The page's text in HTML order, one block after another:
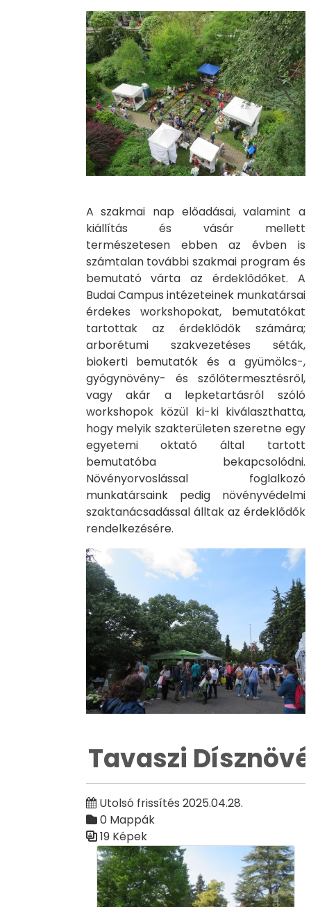
A szakmai nap előadásai, valamint a
kiállítás és vásár mellett
természetesen ebben az évben is
számtalan további szakmai program és
bemutató várta az érdeklődőket. A
Budai Campus intézeteinek munkatársai
érdekes workshopokat, bemutatókat
tartottak az érdeklődők számára;
arborétumi szakvezetéses séták,
biokerti bemutatók és a gyümölcs-,
gyógynövény- és szőlőtermesztésről,
vagy akár a lepketartásról szóló
workshopok közül ki-ki kiválaszthatta,
hogy melyik szakterületen szeretne egy
egyetemi oktató által tartott
bemutatóba bekapcsolódni.
Növényorvoslással foglalkozó
munkatársaink pedig növényvédelmi
szaktanácsadással álltak az érdeklődők
rendelkezésére.
Tavaszi
Utolsó frissítés 2025.04.28.
0 Mappák
19 Képek
Médiatár